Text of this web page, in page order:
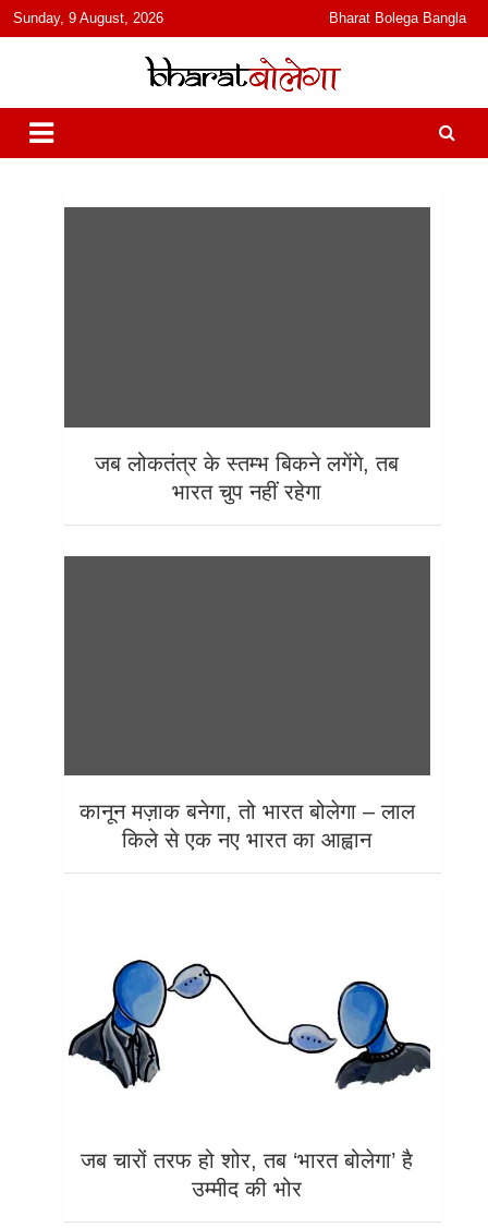
content
Sunday, 9 August, 2026 Bharat Bolega Bangla
भारत बोलेगा
हिंदी में समाचार, विचार, ऑडियो, वीडियो और फ़ीचर. भारत बोलेगा हिंदी न्यूज़ वेबसाइट
India: News, Views, Info, Trends & Podcast I जानकारी भी समझदारी भी
और पॉडकास्ट
जब लोकतंत्र के स्तम्भ बिकने लगेंगे, तब
भारत चुप नहीं रहेगा
कानून मज़ाक बनेगा, तो भारत बोलेगा – लाल
किले से एक नए भारत का आह्वान
जब चारों तरफ हो शोर, तब ‘भारत बोलेगा’ है
उम्मीद की भोर